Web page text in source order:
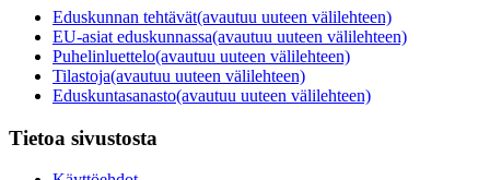
Eduskunnan tehtävät(avautuu uuteen välilehteen)
EU-asiat eduskunnassa(avautuu uuteen välilehteen)
Puhelinluettelo(avautuu uuteen välilehteen)
Tilastoja(avautuu uuteen välilehteen)
Eduskuntasanasto(avautuu uuteen välilehteen)
Tietoa sivustosta